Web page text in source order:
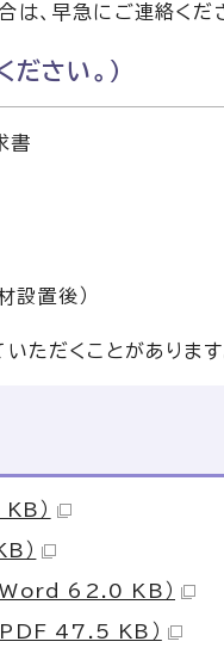
、早急にご連絡くだ
さい。）
書
設置後）
ただくことがあります
）
）
Word 62.0 KB）
PDF 47.5 KB）